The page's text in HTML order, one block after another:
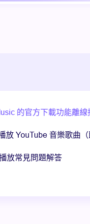
的官方下載功能離線
放 YouTube 音樂歌曲（
放常見問題解答